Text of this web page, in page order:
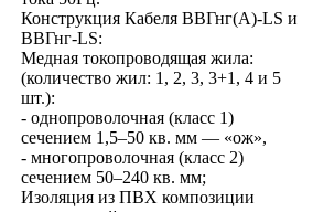
Конструкция Кабеля ВВГнг(А)-LS и
ВВГнг-LS:
Медная токопроводящая жила:
(количество жил: 1, 2, 3, 3+1, 4 и 5
шт.):
- однопроволочная (класс 1)
сечением 1,5–50 кв. мм — «ож»,
- многопроволочная (класс 2)
сечением 50–240 кв. мм;
Изоляция из ПВХ композиции